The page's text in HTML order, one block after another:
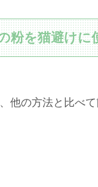
粉を猫避けに
他の方法と比べ